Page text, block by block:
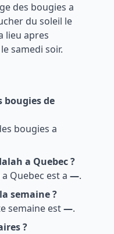
des bougies a
du soleil le
lieu apres
samedi soir.
bougies de
bougies a
a Quebec?
Quebec est a —.
semaine ?
semaine est—.
?